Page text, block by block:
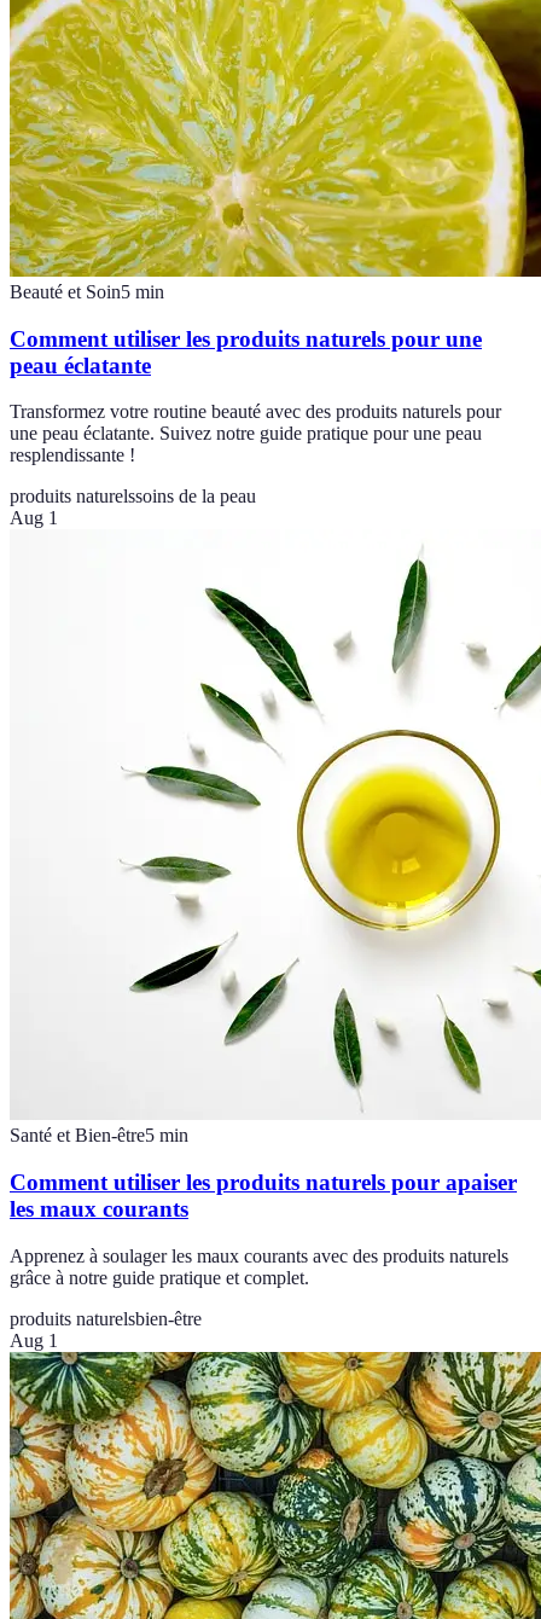
Beauté et Soin5 min
Comment utiliser les produits naturels pour une
peau éclatante
Transformez votre routine beauté avec des produits naturels pour
une peau éclatante. Suivez notre guide pratique pour une peau
resplendissante !
produits naturelssoins de la peau
Aug 1
Santé et Bien-être5 min
Comment utiliser les produits naturels pour apaiser
les maux courants
Apprenez à soulager les maux courants avec des produits naturels
grâce à notre guide pratique et complet.
produits naturelsbien-être
Aug 1